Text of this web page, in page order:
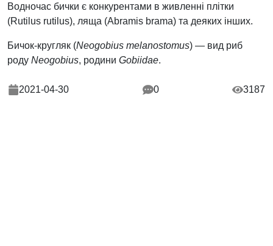
Водночас бички є конкурентами в живленні плітки
(Rutilus rutilus), ляща (Abramis brama) та деяких інших.
Бичок-кругляк (Neogobius melanostomus) — вид риб
роду Neogobius, родини Gobiidae.
2021-04-30 0 3187